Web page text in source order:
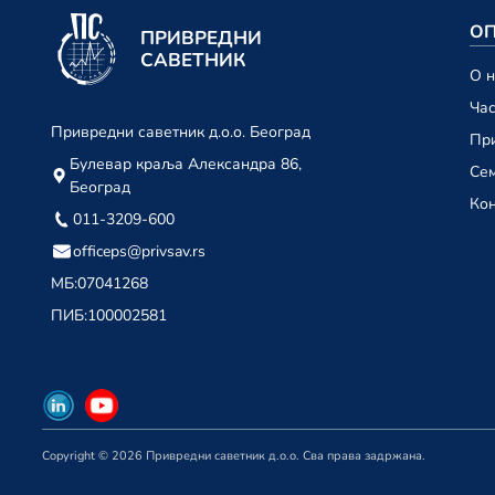
ПРИВРЕДНИ
САВЕТНИК
Привредни саветник д.о.о. Београд
Булевар краља Александра 86,
Београд
011-3209-600
officeps@privsav.rs
МБ:07041268
ПИБ:100002581
О
Copyright © 2026 Привредни саветник д.о.о. Сва права задржана.